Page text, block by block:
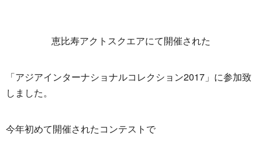
恵比寿アクトスクエアにて開催された
「アジアインターナショナルコレクション2017」に参加致
しました。
今年初めて開催されたコンテストで